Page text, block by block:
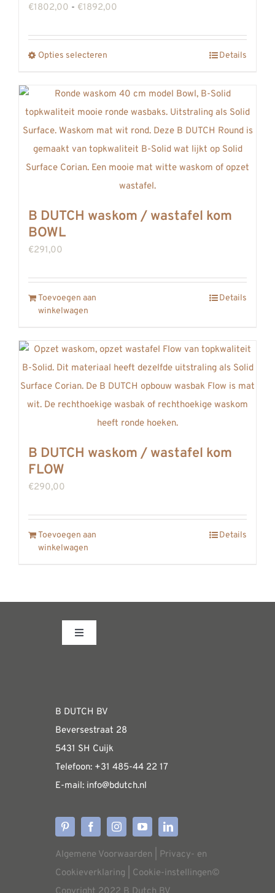
€1802,00 - €1892,00
tot
Opties selecteren
heeft
meerdere
variaties.
Deze
optie
kan
worden
productpagina
Details
B DUTCH waskom / wastafel kom
BOWL
€291,00
Toevoegen aan
winkelwagen
Details
B DUTCH waskom / wastafel kom
FLOW
€290,00
Toevoegen aan
winkelwagen
Details
Toggle
WEBSHOP
Algemene informatie &
Verzendkosten
Levertijden
Aflevering
B DUTCH BV
Beversestraat 28
5431 SH Cuijk
Telefoon: +31 485-44 22 17
E-mail: info@bdutch.nl
Algemene Voorwaarden
Privacy- en
Cookieverklaring
Cookie-instellingen©